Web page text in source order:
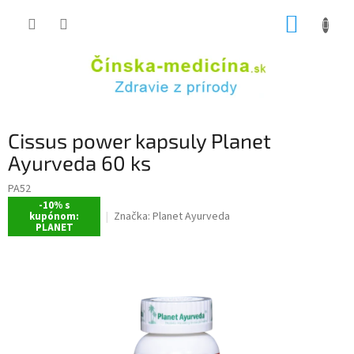
Cissus power kapsuly Planet
Ayurveda 60 ks
PA52
-10% s
kupónom:
PLANET
Značka: Planet Ayurveda